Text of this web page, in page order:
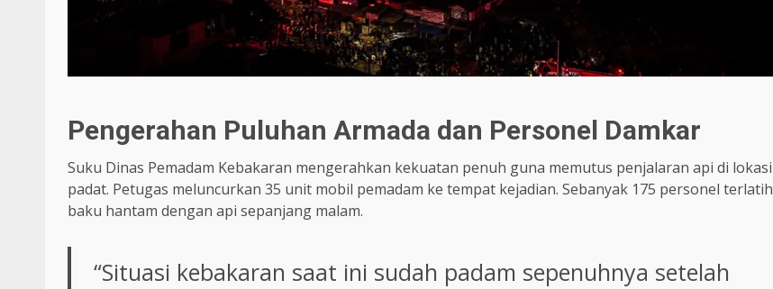
Pengerahan Puluhan Armada dan Personel Damkar
Suku Dinas Pemadam Kebakaran mengerahkan kekuatan penuh guna memutus penjalaran api di lokasi
padat. Petugas meluncurkan 35 unit mobil pemadam ke tempat kejadian. Sebanyak 175 personel terlatih
baku hantam dengan api sepanjang malam.
“Situasi kebakaran saat ini sudah padam sepenuhnya setelah